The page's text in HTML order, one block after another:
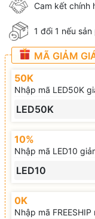
Cam kết chính
1 đổi 1 nếu sản
MÃ GIẢM
50K
Nhập mã LED50K
LED50K
10%
Nhập mã LED10
LED10
0K
Nhập mã